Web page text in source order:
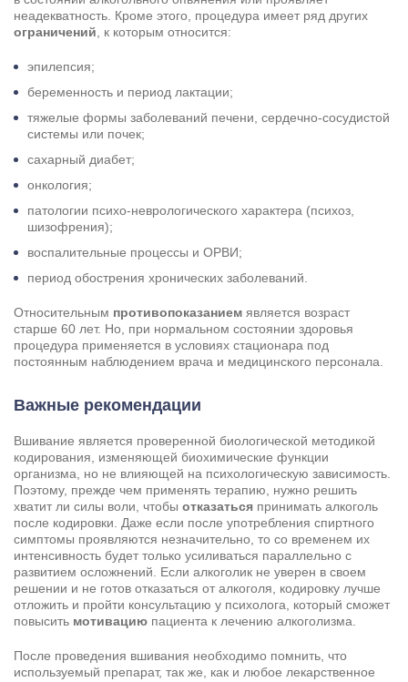
неадекватность. Кроме этого, процедура имеет ряд других
ограничений , к которым относится:
эпилепсия;
беременность и период лактации;
тяжелые формы заболеваний печени, сердечно-сосудистой
системы или почек;
сахарный диабет;
онкология;
патологии психо-неврологического характера (психоз,
шизофрения);
воспалительные процессы и ОРВИ;
период обострения хронических заболеваний.
Относительным противопоказанием является возраст
старше 60 лет. Но, при нормальном состоянии здоровья
процедура применяется в условиях стационара под
постоянным наблюдением врача и медицинского персонала.
Важные рекомендации
Вшивание является проверенной биологической методикой
кодирования, изменяющей биохимические функции
организма, но не влияющей на психологическую зависимость.
Поэтому, прежде чем применять терапию, нужно решить
хватит ли силы воли, чтобы отказаться принимать алкоголь
после кодировки. Даже если после употребления спиртного
симптомы проявляются незначительно, то со временем их
интенсивность будет только усиливаться параллельно с
развитием осложнений. Если алкоголик не уверен в своем
решении и не готов отказаться от алкоголя, кодировку лучше
отложить и пройти консультацию у психолога, который сможет
повысить мотивацию пациента к лечению алкоголизма
После проведения вшивания необходимо помнить, что
используемый препарат, так же, как и любое лекарственное